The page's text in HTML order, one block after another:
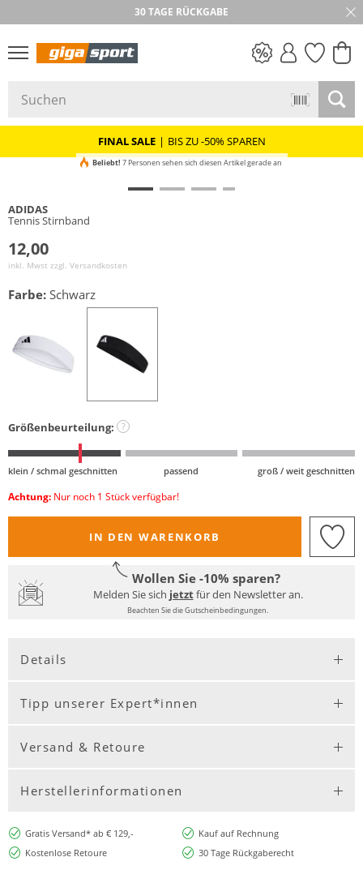
30 TAGE RÜCKGABE
FINAL SALE | BIS ZU -50% SPAREN
Beliebt! 7 Personen sehen sich diesen Artikel gerade an
ADIDAS
Tennis Stirnband
12,00
inkl. Mwst zzgl. Versandkosten
Farbe: Schwarz
Größenbeurteilung: ?
klein / schmal geschnitten passend groß / weit geschnitten
Achtung: Nur noch 1 Stück verfügbar!
IN DEN WARENKORB
Wollen Sie -10% sparen?
Melden Sie sich jetztfür den Newsletter an.
Beachten Sie die Gutscheinbedingungen.
Details
Tipp unserer Expert*innen
Versand & Retoure
Herstellerinformationen
Gratis Versand* ab € 129,-
Kauf auf Rechnung
Kostenlose Retoure
30 Tage Rückgaberecht